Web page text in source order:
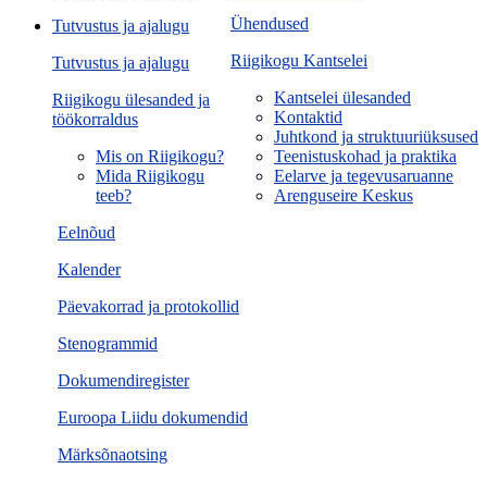
Ühendused
Riigikogu Kantselei
Kantselei ülesanded
Kontaktid
Juhtkond ja struktuuriüksused
Teenistuskohad ja praktika
Eelarve ja tegevusaruanne
Arenguseire Keskus
Eelnõud
Kalender
Päevakorrad ja protokollid
Stenogrammid
Dokumendiregister
Euroopa Liidu dokumendid
Märksõnaotsing
Tutvustus ja ajalugu
Tutvustus ja ajalugu
Riigikogu ülesanded ja
töökorraldus
Mis on Riigikogu?
Mida Riigikogu
teeb?